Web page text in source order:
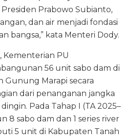
Prabowo Subianto,
dan air menjadi fondasi
bangsa,” kata Menteri Dody.
Kementerian PU
56 unit sabo dam di
Gunung Marapi secara
dari penanganan jangka
Pada Tahap I (TA 2025–
8 sabo dam dan 1 series river
5 unit di Kabupaten Tanah